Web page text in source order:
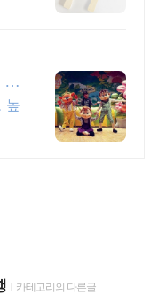
높
카테고리의 다른글